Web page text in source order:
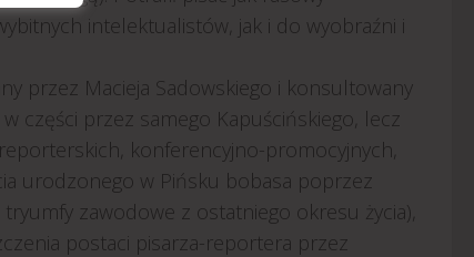
intelektualistów, jak i do wyobraźni i
przez Macieja Sadowskiego i konsultowany
części przez samego Kapuścińskiego, lecz
konferencyjno-promocyjnych,
urodzonego w Pińsku bobasa poprzez
zawodowe z ostatniego okresu życia),
postaci pisarza-reportera przez